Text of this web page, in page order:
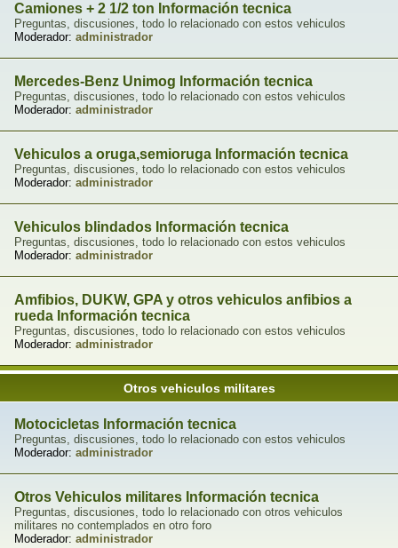
Camiones + 2 1/2 ton Información tecnica
Preguntas, discusiones, todo lo relacionado con estos vehiculos
Moderador: administrador
Mercedes-Benz Unimog Información tecnica
Preguntas, discusiones, todo lo relacionado con estos vehiculos
Moderador: administrador
Vehiculos a oruga,semioruga Información tecnica
Preguntas, discusiones, todo lo relacionado con estos vehiculos
Moderador: administrador
Vehiculos blindados Información tecnica
Preguntas, discusiones, todo lo relacionado con estos vehiculos
Moderador: administrador
Amfibios, DUKW, GPA y otros vehiculos anfibios a
rueda Información tecnica
Preguntas, discusiones, todo lo relacionado con estos vehiculos
Moderador: administrador
Otros vehiculos militares
Motocicletas Información tecnica
Preguntas, discusiones, todo lo relacionado con estos vehiculos
Moderador: administrador
Otros Vehiculos militares Información tecnica
Preguntas, discusiones, todo lo relacionado con otros vehiculos
militares no contemplados en otro foro
Moderador: administrador